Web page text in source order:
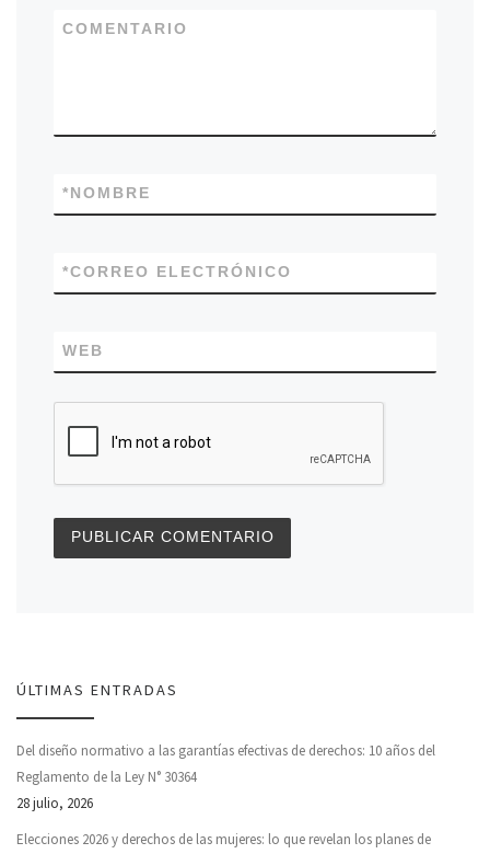
COMENTARIO
NOMBRE
*
CORREO ELECTRÓNICO
*
WEB
ÚLTIMAS ENTRADAS
Del diseño normativo a las garantías efectivas de derechos: 10 años del
Reglamento de la Ley N° 30364
28 julio, 2026
Elecciones 2026 y derechos de las mujeres: lo que revelan los planes de